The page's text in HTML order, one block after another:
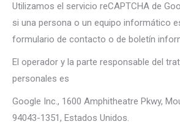
Utilizamos el servicio reCAPTCHA de
si una persona o un equipo informático
formulario de contacto o de boletín
El operador y la parte responsable del
personales es
Google Inc., 1600 Amphitheatre Pkwy,
94043-1351, Estados Unidos.